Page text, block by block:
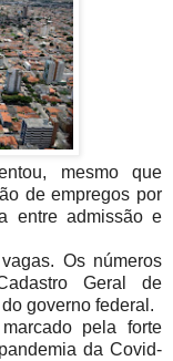
mesmo que
de empregos por
entre admissão e
Os números
Geral de
governo federal.
pela forte
da Covid-